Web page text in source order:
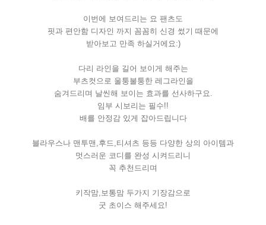
이번에 보여드리는 요 팬츠도
핏과 편안함 디자인 까지 꼼꼼히 신경 썼기 때문에
받아보고 만족 하실거에요:)
다리 라인을 길어 보이게 해주는
부츠컷으로 울퉁불퉁한 레그라인을
숨겨드리며 날씬해 보이는 효과를 선사하구요.
임부 시보리는 필수!!
배를 안정감 있게 잡아드립니다
블라우스나 맨투맨 ,후드,티셔츠 등등 다양한 상의 아이템과
멋스러운 코디를 완성 시켜드리니
꼭 추천드리며
키작맘,보통맘 두가지 기장감으로
굿 초이스 해주세요!